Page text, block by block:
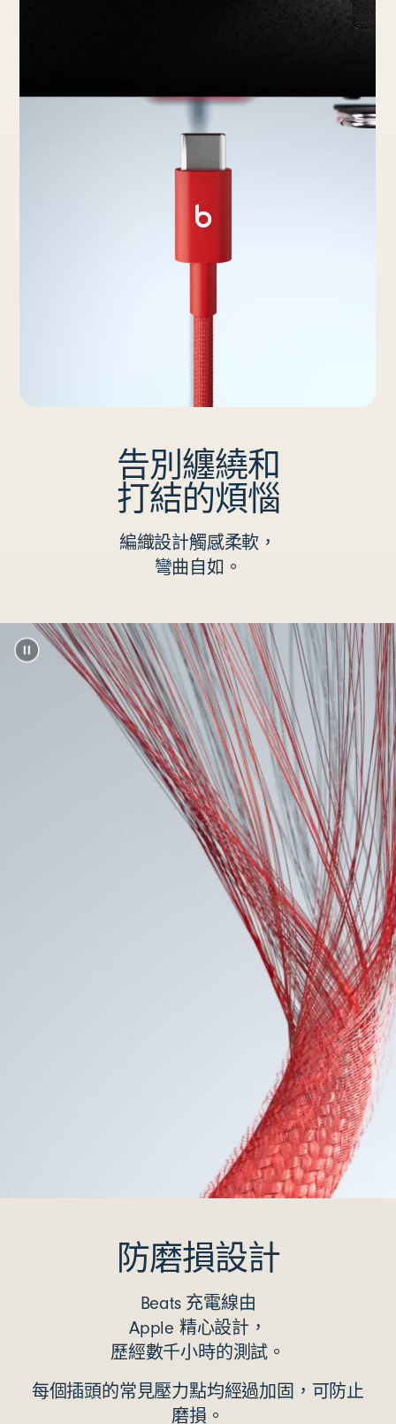
告別纏繞和
打結的煩惱
編織設計觸感柔軟，
彎曲自如。
防磨損設計
Beats 充電線由
Apple 精心設計，
歷經數千小時的測試。
每個插頭的常見壓力點均經過加固，可防止
磨損。